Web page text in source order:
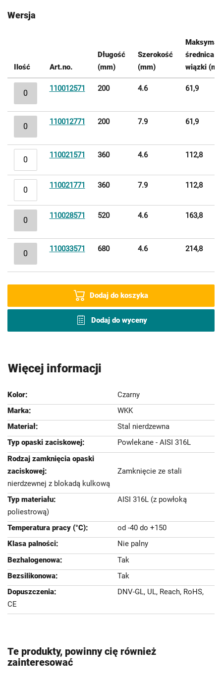
Wersja
Elementy
produktów
Ilość Art.no.
Długość
(mm)
Szerokość
(mm)
średnica
wiązki
110012571 200 4.6 61,9
110012771 200 7.9 61,9
110021571 360 4.6 112,8
110021771 360 7.9 112,8
110028571 520 4.6 163,8
110033571 680 4.6 214,8
Dodaj do koszyka
Dodaj do wyceny
Więcej informacji
Czarny
WKK
Stal nierdzewna
Powlekane - AISI 316L
Zamknięcie ze stali
nierdzewnej z blokadą kulkową
AISI 316L (z powłoką
poliestrową)
od -40 do +150
Nie palny
Tak
Tak
DNV-GL, UL, Reach, RoHS,
CE
Te produkty, powinny cię również
zainteresować